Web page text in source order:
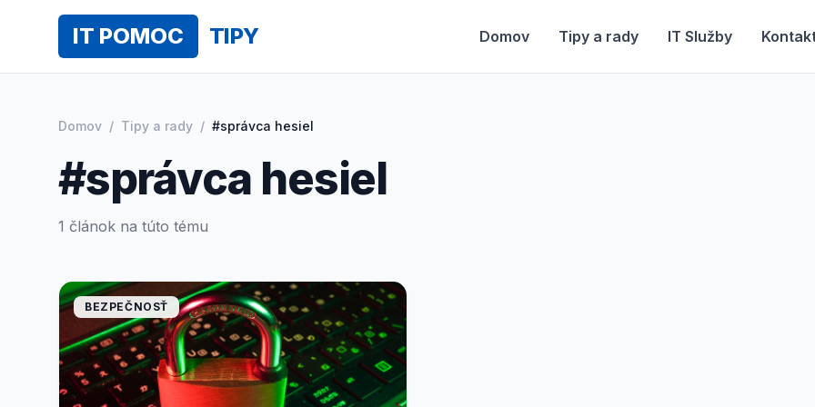
IT POMOC TIPY Domov Tipy a rady IT Služby
Domov / Tipy a rady / #správca hesiel
#správca hesiel
1 článok na túto tému
BEZPEČNOSŤ